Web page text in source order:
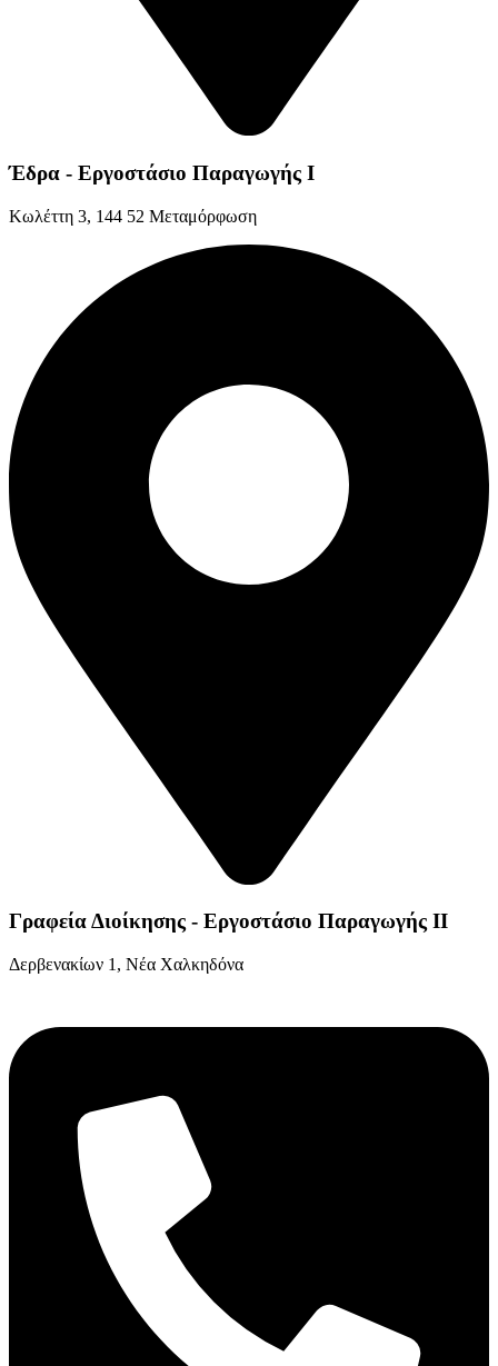
Έδρα - Εργοστάσιο Παραγωγής Ι
Kωλέττη 3, 144 52 Μεταμόρφωση
Γραφεία Διοίκησης - Εργοστάσιο Παραγωγής ΙΙ
Δερβενακίων 1, Νέα Χαλκηδόνα